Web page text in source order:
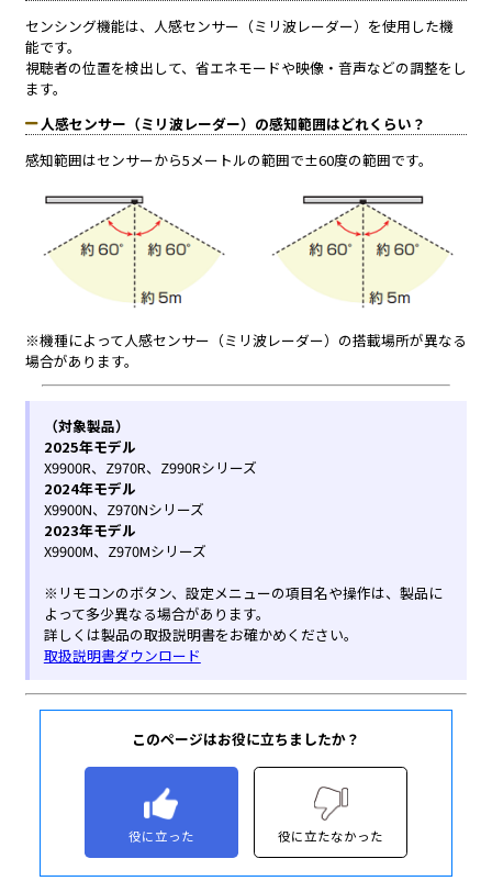
このページはお役に立ちましたか？
役に立った 役に立たなかった